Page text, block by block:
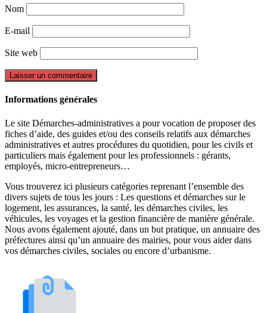
Nom
E-mail
Site web
Informations générales
Le site Démarches-administratives a pour vocation de proposer des
fiches d’aide, des guides et/ou des conseils relatifs aux démarches
administratives et autres procédures du quotidien, pour les civils et
particuliers mais également pour les professionnels : gérants,
employés, micro-entrepreneurs…
Vous trouverez ici plusieurs catégories reprenant l’ensemble des
divers sujets de tous les jours : Les questions et démarches sur le
logement, les assurances, la santé, les démarches civiles, les
véhicules, les voyages et la gestion financière de manière générale.
Nous avons également ajouté, dans un but pratique, un annuaire des
préfectures ainsi qu’un annuaire des mairies, pour vous aider dans
vos démarches civiles, sociales ou encore d’urbanisme.